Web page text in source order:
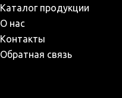
Каталог продукции
О нас
Контакты
Обратная связь